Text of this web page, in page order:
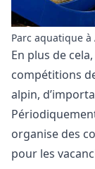
Parc aquatique à
En plus de
compétitions
alpin,
organise des
pour les